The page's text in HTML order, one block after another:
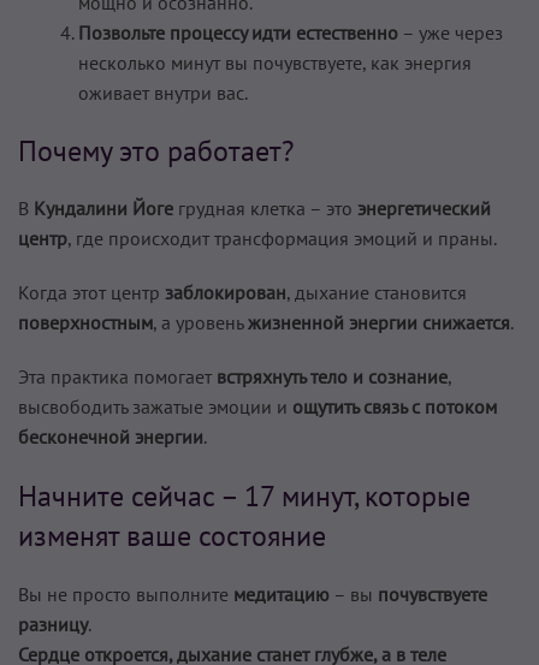
Позвольте процессу идти естественно – уже через
несколько минут вы почувствуете, как энергия
оживает внутри вас.
Почему это работает?
В Кундалини Йоге грудная клетка – это энергетический
центр, где происходит трансформация эмоций и праны.
Когда этот центр заблокирован, дыхание становится
поверхностным, а уровеньжизненной энергии снижается.
Эта практика помогает встряхнуть тело и сознание,
высвободить зажатые эмоции и ощутить связь с потоком
бесконечной энергии.
Начните сейчас – 17 минут, которые
изменят ваше состояние
Вы не просто выполните медитацию – вы почувствуете
разницу.
Сердце откроется, дыхание станет глубже, а в теле